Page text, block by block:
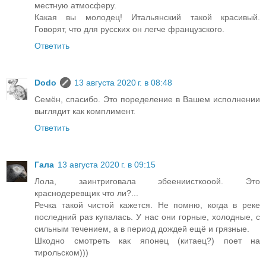
местную атмосферу.
Какая вы молодец! Итальянский такой красивый.
Говорят, что для русских он легче французского.
Ответить
Dodo
13 августа 2020 г. в 08:48
Семён, спасибо. Это поределение в Вашем исполнении
выглядит как комплимент.
Ответить
Гала 13 августа 2020 г. в 09:15
Лола, заинтриговала эбеениисткооой. Это
краснодеревщик что ли?...
Речка такой чистой кажется. Не помню, когда в реке
последний раз купалась. У нас они горные, холодные, с
сильным течением, а в период дождей ещё и грязные.
Шкодно смотреть как японец (китаец?) поет на
тирольском)))